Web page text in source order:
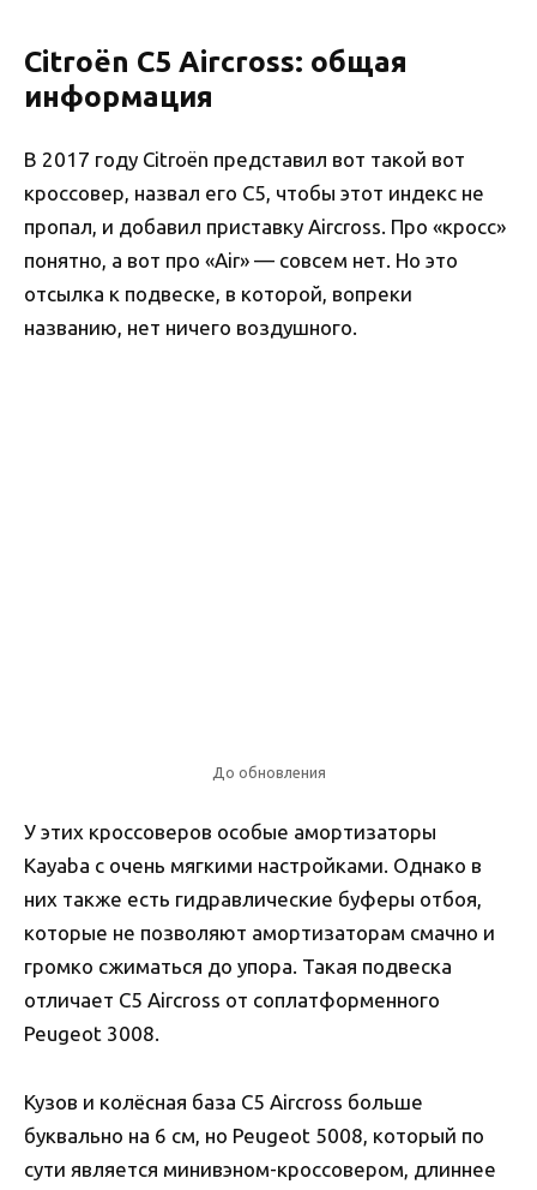
Citroën C5 Aircross: общая
информация
В 2017 году Citroën представил вот такой вот
кроссовер, назвал его C5, чтобы этот индекс не
пропал, и добавил приставку Aircross. Про «кросс»
понятно, а вот про «Air» — совсем нет. Но это
отсылка к подвеске, в которой, вопреки
названию, нет ничего воздушного.
До обновления
У этих кроссоверов особые амортизаторы
Kayaba с очень мягкими настройками. Однако в
них также есть гидравлические буферы отбоя,
которые не позволяют амортизаторам смачно и
громко сжиматься до упора. Такая подвеска
отличает C5 Aircross от соплатформенного
Peugeot 3008.
Кузов и колёсная база C5 Aircross больше
буквально на 6 см, но Peugeot 5008, который по
сути является минивэном-кроссовером, длиннее